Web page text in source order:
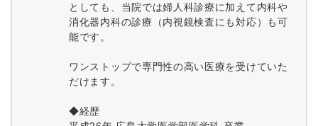
としても、当院では婦人科診療に加えて内科や
消化器内科の診療（内視鏡検査にも対応）も可
能です。
ワンストップで専門性の高い医療を受けていた
だけます。
◆経歴